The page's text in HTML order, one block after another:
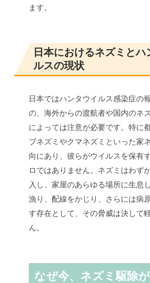
ます。
日本におけるネズミとハ
ルスの現状
日本ではハンタウイルス感染症の
の、海外からの渡航者や国内のネ
によっては注意が必要です。特に
ブネズミやクマネズミといった家
向にあり、彼らがウイルスを保有
ロではありません。ネズミはわず
入し、家屋のあらゆる場所に生息
漁り、配線をかじり、さらには病
す存在として、その脅威は決して
ん。
なぜ今、ネズミ駆除